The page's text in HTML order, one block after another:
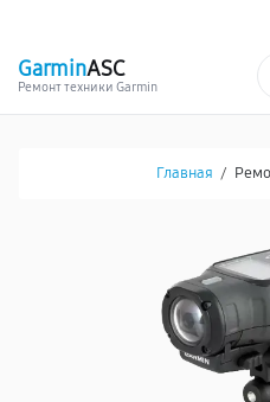
GarminASC
Ремонт техники Garmin
Главная /